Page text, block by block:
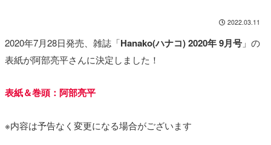
2022.03.11
2020年7月28日発売、雑誌「Hanako(ハナコ) 2020年 9月号 」の
表紙が阿部亮平さんに決定しました！
表紙＆巻頭：阿部亮平
※内容は予告なく変更になる場合がございます